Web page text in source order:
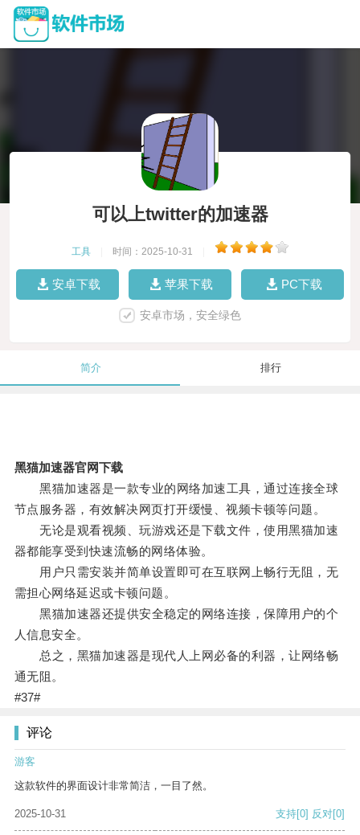
可以上twitter的加速器
工具 时间：2025-10-31
安卓下载 苹果下载 PC下载
安卓市场，安全绿色
简介 排行
黑猫加速器官网下载
黑猫加速器是一款专业的网络加速工具，通过连接全球
节点服务器，有效解决网页打开缓慢、视频卡顿等问题。
无论是观看视频、玩游戏还是下载文件，使用黑猫加速
器都能享受到快速流畅的网络体验。
用户只需安装并简单设置即可在互联网上畅行无阻，无
需担心网络延迟或卡顿问题。
黑猫加速器还提供安全稳定的网络连接，保障用户的个
人信息安全。
总之，黑猫加速器是现代人上网必备的利器，让网络畅
通无阻。
#37#
评论
游客
这款软件的界面设计非常简洁，一目了然。
2025-10-31 支持[0] 反对[0]